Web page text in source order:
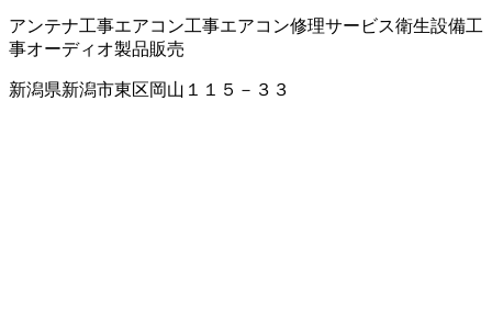
アンテナ工事エアコン工事エアコン修理サービス衛生設備工
事オーディオ製品販売
新潟県新潟市東区岡山１１５－３３